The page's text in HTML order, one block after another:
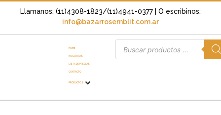
Llamanos: (11)4308-1823/(11)4941-0377
| O escribinos:
info@bazarrosemblit.com.ar
HOME
NOSOTROS
LISTA DE PRECIOS
CONTACTO
PRODUCTOS